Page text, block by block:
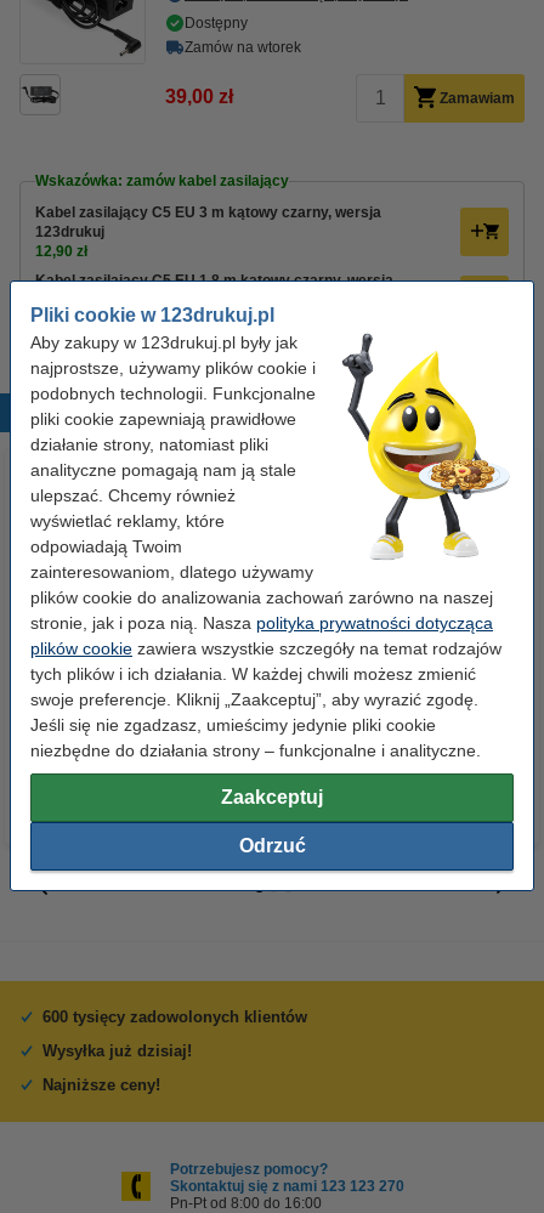
Pliki cookie w 123drukuj.pl
Aby zakupy w 123drukuj.pl były jak
najprostsze, używamy plików cookie i
podobnych technologii. Funkcjonalne
pliki cookie zapewniają prawidłowe
działanie strony, natomiast pliki
analityczne pomagają nam ją stale
ulepszać. Chcemy również
wyświetlać reklamy, które
odpowiadają Twoim
zainteresowaniom, dlatego używamy
plików cookie do analizowania zachowań zarówno na naszej
stronie, jak i poza nią. Nasza polityka prywatności dotycząca
plików cookie zawiera wszystkie szczegóły na temat rodzajów
tych plików i ich działania. W każdej chwili możesz zmienić
swoje preferencje. Kliknij „Zaakceptuj”, aby wyrazić zgodę.
Jeśli się nie zgadzasz, umieścimy jedynie pliki cookie
niezbędne do działania strony – funkcjonalne i analityczne.
Zaakceptuj
Odrzuć
Dostępny
Zamów na wtorek
39,00 zł Zamawiam
Wskazówka: zamów kabel zasilający
Kabel zasilający C5 EU 3 m kątowy czarny, wersja
123drukuj
12,90 zł
Kabel zasilający C5 EU 1,8 m kątowy czarny, wersja
8,90 zł
Popularne produkty
Etykiety wysyłkowe A6 (105 x
148 mm), 100 etykiet, 123drukuj
14,90 zł z VAT
Zestaw 4x marker do tablic
suchościeralnych (okrągła
końcówka 2,5 mm) 123drukuj
19,90 zł z VAT
600 tysięcy zadowolonych klientów
Wysyłka już dzisiaj!
Najniższe ceny!
Potrzebujesz pomocy?
Skontaktuj się z nami 123 123 270
Pn-Pt od 8:00 do 16:00